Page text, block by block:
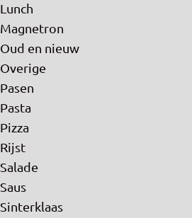
Lunch
Magnetron
Oud en nieuw
Overige
Pasen
Pasta
Pizza
Rijst
Salade
Saus
Sinterklaas